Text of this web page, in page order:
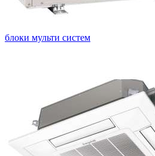
блоки мульти систем